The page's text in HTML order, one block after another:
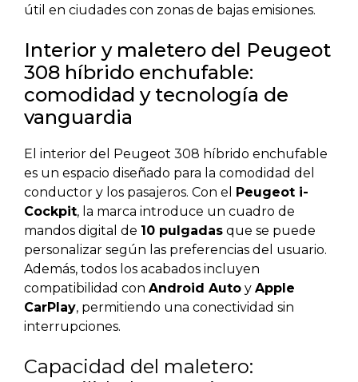
útil en ciudades con zonas de bajas emisiones.
Interior y maletero del Peugeot
308 híbrido enchufable:
comodidad y tecnología de
vanguardia
El interior del Peugeot 308 híbrido enchufable
es un espacio diseñado para la comodidad del
conductor y los pasajeros. Con el
Peugeot i-
Cockpit, la marca introduce un cuadro de
mandos digital de 10 pulgadas que se puede
personalizar según las preferencias del usuario.
Además, todos los acabados incluyen
compatibilidad con Android Auto y Apple
CarPlay, permitiendo una conectividad sin
interrupciones.
Capacidad del maletero: